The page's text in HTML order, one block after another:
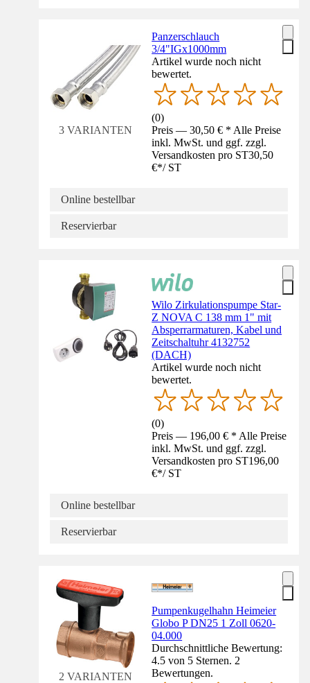
3 VARIANTEN
Panzerschlauch
3/4"IGx1000mm
Artikel wurde noch nicht
bewertet.
(0)
Preis — 30,50 € * Alle Preise
inkl. MwSt. und ggf. zzgl.
Versandkosten pro ST30,50
€*/ ST
Online bestellbar
Reservierbar
Wilo Zirkulationspumpe Star-
Z NOVA C 138 mm 1" mit
Absperrarmaturen, Kabel und
Zeitschaltuhr 4132752
(DACH)
Artikel wurde noch nicht
bewertet.
(0)
Preis — 196,00 € * Alle Preise
inkl. MwSt. und ggf. zzgl.
Versandkosten pro ST196,00
€*/ ST
Online bestellbar
Reservierbar
2 VARIANTEN
Pumpenkugelhahn Heimeier
Globo P DN25 1 Zoll 0620-
04.000
Durchschnittliche Bewertung:
4.5 von 5 Sternen. 2
Bewertungen.